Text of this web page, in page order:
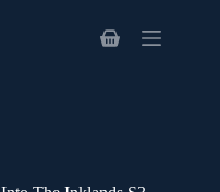
Winkelwagen